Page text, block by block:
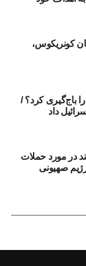
غیبت و بدگویی
فضای مشترک،
میوه و سایر
و ایجاد
کونریکوس،
را باج‌گیری کرد؟ /
داد
در مورد حملات
صهیونی